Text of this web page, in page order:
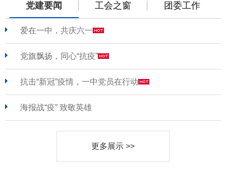
党建要闻 工会之窗 团委工作
爱在一中，共庆六一
党旗飘扬，同心“抗疫”
抗击“新冠”疫情，一中党员在行动
海报战“疫” 致敬英雄
更多展示 >>